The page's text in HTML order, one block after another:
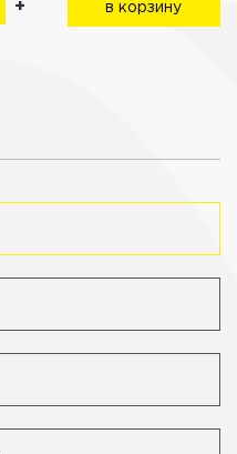
+ в корзину